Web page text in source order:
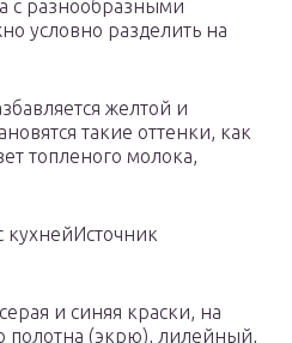
с разнообразными
условно разделить на
желтой и
такие оттенки, как
топленого молока,
кухнейИсточник
и синяя краски, на
полотна (экрю), лилейный,